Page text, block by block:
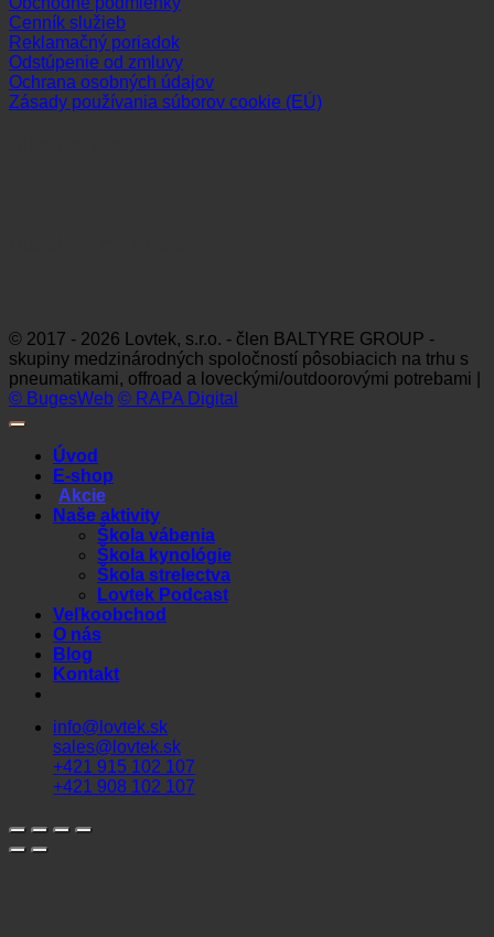
Cenník služieb
Reklamačný poriadok
Odstúpenie od zmluvy
Ochrana osobných údajov
Zásady používania súborov cookie (EÚ)
© 2017 - 2026 Lovtek, s.r.o. - člen BALTYRE GROUP -
skupiny medzinárodných spoločností pôsobiacich na trhu s
pneumatikami, offroad a loveckými/outdoorovými potrebami |
© BugesWeb © RAPA Digital
Úvod
E-shop
Akcie
Naše aktivity
Škola vábenia
Škola kynológie
Škola strelectva
Lovtek Podcast
Veľkoobchod
O nás
Blog
Kontakt
info@lovtek.sk
sales@lovtek.sk
+421 915 102 107
+421 908 102 107